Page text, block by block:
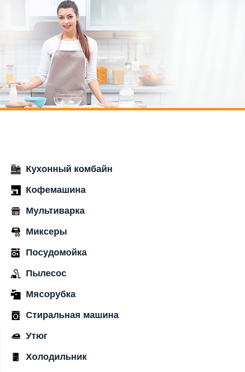
Кухонный комбайн
Кофемашина
Мультиварка
Миксеры
Посудомойка
Пылесос
Мясорубка
Стиральная машина
Утюг
Холодильник